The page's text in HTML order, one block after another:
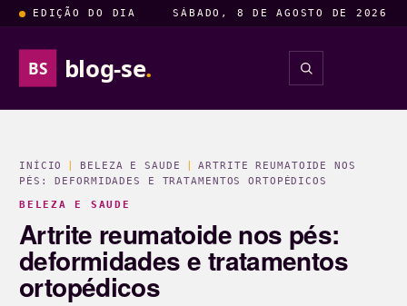
EDIÇÃO DO DIA SÁBADO, 8 DE AGOSTO DE 2026
BS blog-se.
INSIGHTS
INÍCIO BELEZA E SAUDE
ARTRITE REUMATOIDE NOS
PÉS: DEFORMIDADES E TRATAMENTOS ORTOPÉDICOS
BELEZA E SAUDE
Artrite reumatoide nos pés:
deformidades e tratamentos
ortopédicos